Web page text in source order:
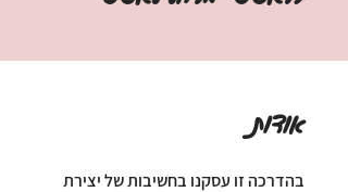
אודות
בהדרכה זו עסקנו בחשיבות של יצירת